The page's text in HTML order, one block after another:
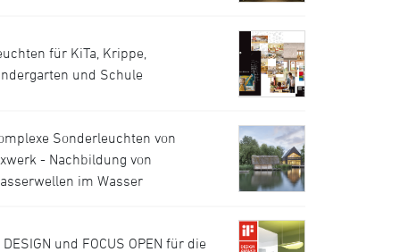
für KiTa, Krippe,
und Schule
Sonderleuchten von
- Nachbildung von
im Wasser
DESIGN und FOCUS OPEN für die